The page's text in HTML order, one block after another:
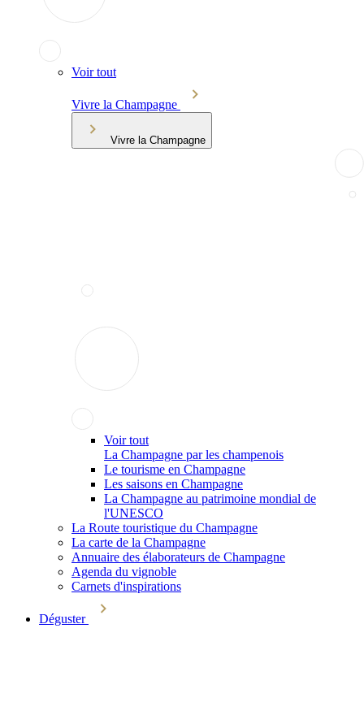
Voir tout
Vivre la Champagne
Vivre la Champagne
Voir tout
La Champagne par les champenois
Le tourisme en Champagne
Les saisons en Champagne
La Champagne au patrimoine mondial de
l'UNESCO
La Route touristique du Champagne
La carte de la Champagne
Annuaire des élaborateurs de Champagne
Agenda du vignoble
Carnets d'inspirations
Déguster